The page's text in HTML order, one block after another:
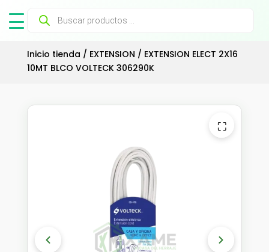
Búsqueda
productos
Inicio tienda / EXTENSION / EXTENSION ELECT 2X16
10MT BLCO VOLTECK 306290K
⛶